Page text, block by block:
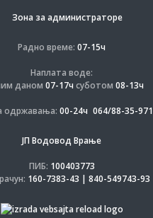
Зона за администраторе
Радно време: 07-15ч
Наплата воде:
даном 07-17ч суботом 08-13ч
одржавања: 00-24ч 064/88-35-971
ЈП Водовод Врање
ПИБ: 100403773
160-7383-43 | 840-549743-93